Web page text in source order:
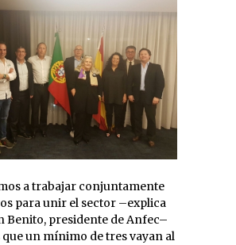
a trabajar conjuntamente
para unir el sector –explica
Benito, presidente de Anfec–
que un mínimo de tres vayan al